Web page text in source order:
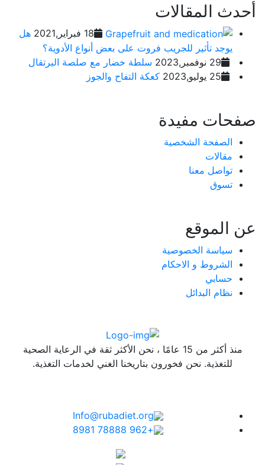
أحدث المقالات
18 فبراير,2021
هل
يوجد تأثير للجريب فروت على بعض أنواع الأدوية؟
29 نوفمبر,2023
سلطة خضار مع صلصة البرتقال
25 يوليو,2023
كعكة التفاح والجوز
صفحات مفيدة
الصفحة الشخصية
مقالات
تواصل معنا
تسوق
عن الموقع
سياسة الخصوصية
الشروط و الاحكام
حسابي
نظام البدائل
منذ أكثر من 15 عامًا ، نحن الأكثر ثقة في الرعاية الصحية
للتغذية. نحن فخورون بتاريخنا الغني لخدمات التغذية.
Info@rubadiet.org
+962 78888 8981